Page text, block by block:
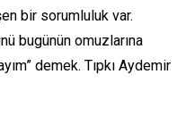
bir sorumluluk var.
bugünün omuzlarına
demek. Tıpkı Aydemir